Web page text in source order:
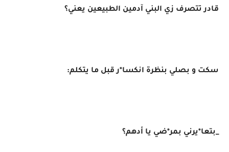
قادر تتصرف زي البني آدمين الطبيعين يعني؟
سكت و بصلي بنظرة انكسا*ر قبل ما يتكلم:
_بتعا*يرني بمر*ضي يا أدهم؟